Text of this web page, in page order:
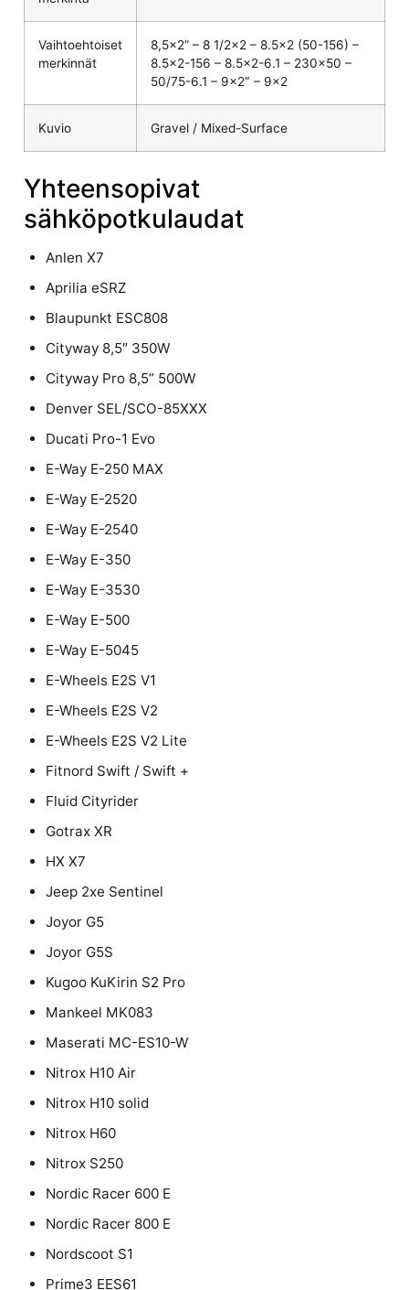
Vaihtoehtoiset
merkinnät
8,5×2” – 8 1/2×2 – 8.5×2 (50-156) –
8.5×2-156 – 8.5×2-6.1 – 230×50 –
50/75-6.1 – 9×2″ – 9×2
Kuvio Gravel / Mixed-Surface
Yhteensopivat
sähköpotkulaudat
Anlen X7
Aprilia eSRZ
Blaupunkt ESC808
Cityway 8,5″ 350W
Cityway Pro 8,5” 500W
Denver SEL/SCO-85XXX
Ducati Pro-1 Evo
E-Way E-250 MAX
E-Way E-2520
E-Way E-2540
E-Way E-350
E-Way E-3530
E-Way E-500
E-Way E-5045
E-Wheels E2S V1
E-Wheels E2S V2
E-Wheels E2S V2 Lite
Fitnord Swift / Swift +
Fluid Cityrider
Gotrax XR
HX X7
Jeep 2xe Sentinel
Joyor G5
Joyor G5S
Kugoo KuKirin S2 Pro
Mankeel MK083
Maserati MC-ES10-W
Nitrox H10 Air
Nitrox H10 solid
Nitrox H60
Nitrox S250
Nordic Racer 600 E
Nordic Racer 800 E
Nordscoot S1
Prime3 EES61